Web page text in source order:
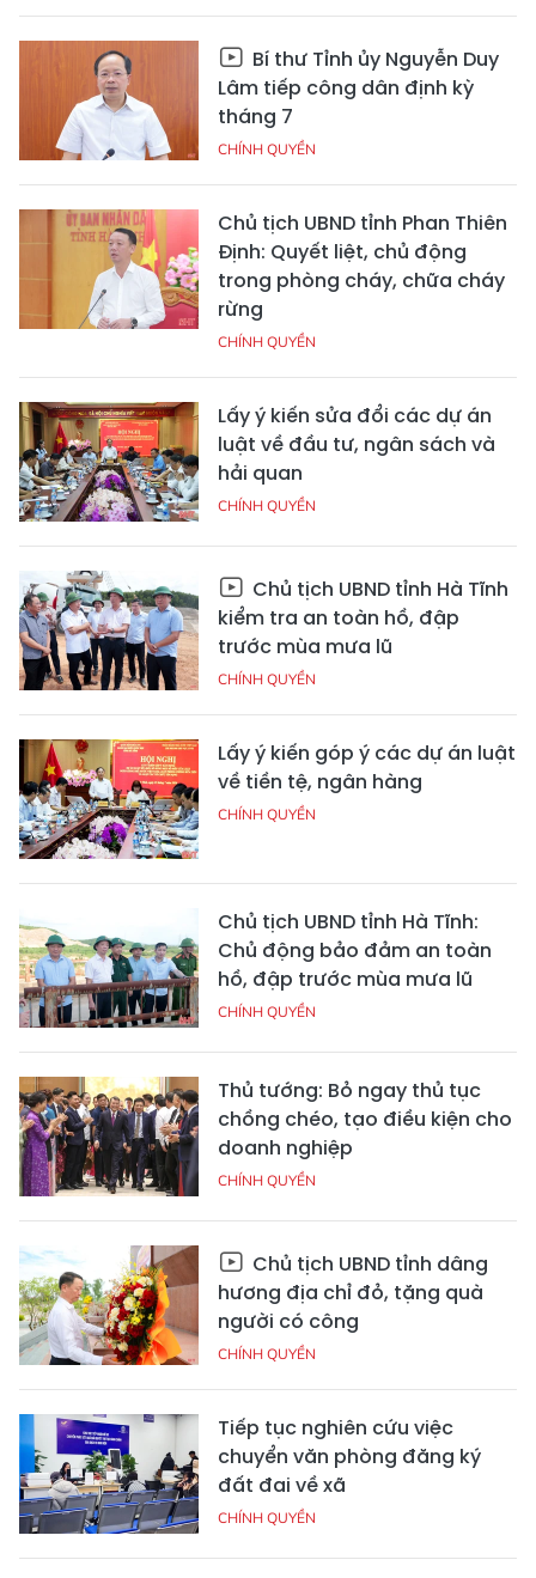
Bí thư Tỉnh ủy Nguyễn Duy
Lâm tiếp công dân định kỳ
tháng 7
CHÍNH QUYỀN
Chủ tịch UBND tỉnh Phan Thiên
Định: Quyết liệt, chủ động
trong phòng cháy, chữa cháy
rừng
CHÍNH QUYỀN
Lấy ý kiến sửa đổi các dự án
luật về đầu tư, ngân sách và
hải quan
CHÍNH QUYỀN
Chủ tịch UBND tỉnh Hà Tĩnh
kiểm tra an toàn hồ, đập
trước mùa mưa lũ
CHÍNH QUYỀN
Lấy ý kiến góp ý các dự án luật
về tiền tệ, ngân hàng
CHÍNH QUYỀN
Chủ tịch UBND tỉnh Hà Tĩnh:
Chủ động bảo đảm an toàn
hồ, đập trước mùa mưa lũ
CHÍNH QUYỀN
Thủ tướng: Bỏ ngay thủ tục
chồng chéo, tạo điều kiện cho
doanh nghiệp
CHÍNH QUYỀN
Chủ tịch UBND tỉnh dâng
hương địa chỉ đỏ, tặng quà
người có công
CHÍNH QUYỀN
Tiếp tục nghiên cứu việc
chuyển văn phòng đăng ký
đất đai về xã
CHÍNH QUYỀN